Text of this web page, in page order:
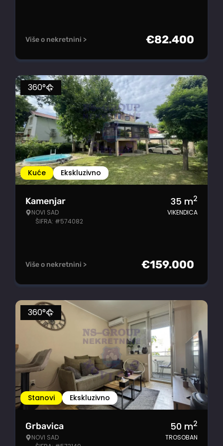
Više o nekretnini > €82.400
Kuće Ekskluzivno
360°
Kamenjar
NOVI SAD
ŠIFRA: #574082
35 m2
VIKENDICA
Više o nekretnini > €159.000
Stanovi Ekskluzivno
360°
Grbavica
NOVI SAD
50 m2
TROSOBAN